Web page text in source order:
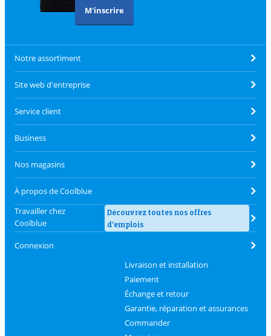
M'inscrire
Notre assortiment
Site web d'entreprise
Service client
Business
Nos magasins
À propos de Coolblue
Travailler chez
Coolblue
Découvrez toutes nos offres
d'emplois
Connexion
Livraison et installation
Paiement
Échange et retour
Garantie, réparation et assurances
Commander